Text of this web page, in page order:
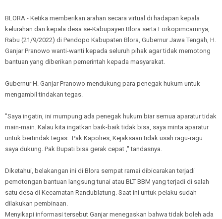
BLORA - Ketika memberikan arahan secara virtual di hadapan kepala
kelurahan dan kepala desa se-Kabupayen Blora serta Forkopimcamnya,
Rabu (21/9/2022) di Pendopo Kabupaten Blora, Gubernur Jawa Tengah, H.
Ganjar Pranowo wanti-wanti kepada seluruh pihak agar tidak memotong
bantuan yang diberikan pemerintah kepada masyarakat.
Gubernur H. Ganjar Pranowo mendukung para penegak hukum untuk
mengambil tindakan tegas.
"Saya ingatin, ini mumpung ada penegak hukum biar semua aparatur tidak
main-main. Kalau kita ingatkan baik-baik tidak bisa, saya minta aparatur
untuk bertindak tegas. Pak Kapolres, Kejaksaan tidak usah ragu-ragu
saya dukung. Pak Bupati bisa gerak cepat ," tandasnya.
Diketahui, belakangan ini di Blora sempat ramai dibicarakan terjadi
pemotongan bantuan langsung tunai atau BLT BBM yang terjadi di salah
satu desa di Kecamatan Randublatung. Saat ini untuk pelaku sudah
dilakukan pembinaan.
Menyikapi informasi tersebut Ganjar menegaskan bahwa tidak boleh ada